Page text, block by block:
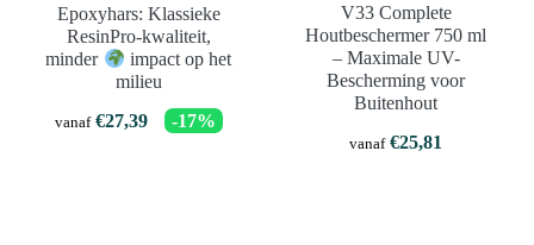
Epoxyhars: Klassieke
ResinPro-kwaliteit,
minder
impact op het
milieu
vanaf €27,39 -17%
V33 Complete
Houtbeschermer 750 ml
– Maximale UV-
Bescherming voor
Buitenhout
vanaf €25,81